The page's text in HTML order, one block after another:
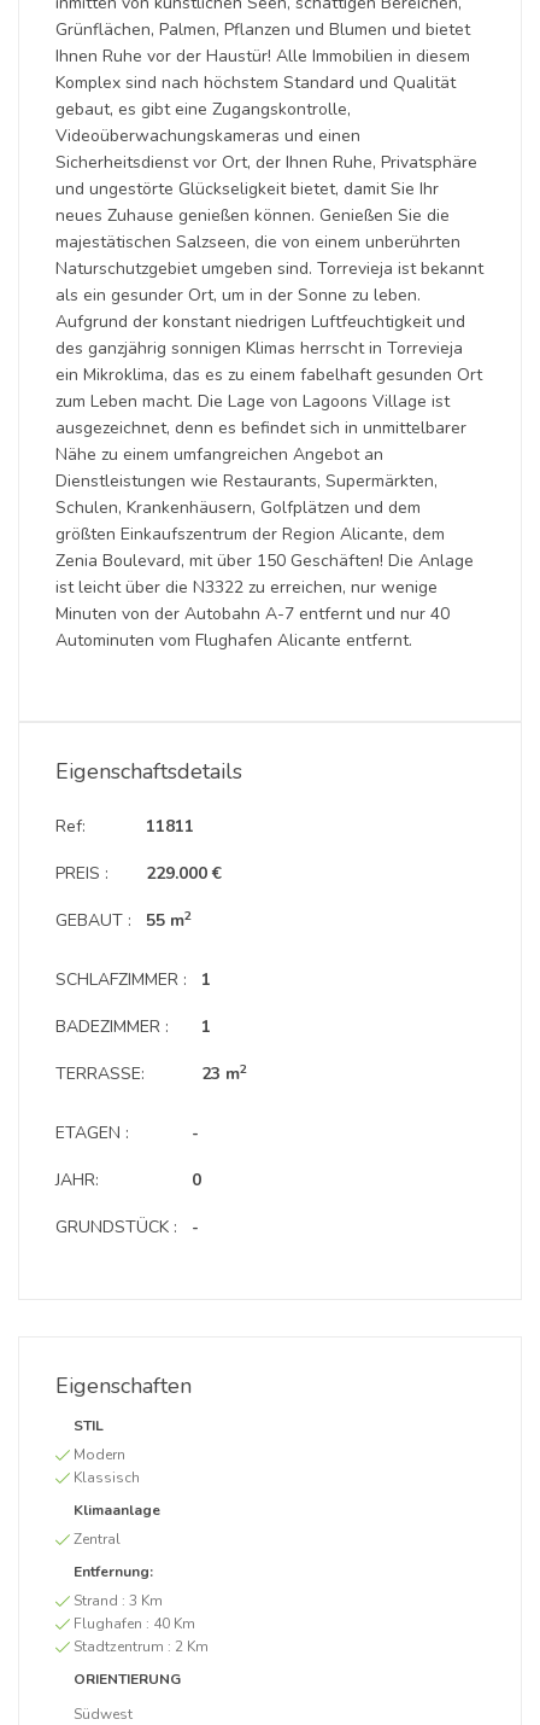
Grünflächen, Palmen, Pflanzen und Blumen und bietet
Ihnen Ruhe vor der Haustür! Alle Immobilien in diesem
Komplex sind nach höchstem Standard und Qualität
gebaut, es gibt eine Zugangskontrolle,
Videoüberwachungskameras und einen
Sicherheitsdienst vor Ort, der Ihnen Ruhe, Privatsphäre
und ungestörte Glückseligkeit bietet, damit Sie Ihr
neues Zuhause genießen können. Genießen Sie die
majestätischen Salzseen, die von einem unberührten
Naturschutzgebiet umgeben sind. Torrevieja ist bekannt
als ein gesunder Ort, um in der Sonne zu leben.
Aufgrund der konstant niedrigen Luftfeuchtigkeit und
des ganzjährig sonnigen Klimas herrscht in Torrevieja
ein Mikroklima, das es zu einem fabelhaft gesunden Ort
zum Leben macht. Die Lage von Lagoons Village ist
ausgezeichnet, denn es befindet sich in unmittelbarer
Nähe zu einem umfangreichen Angebot an
Dienstleistungen wie Restaurants, Supermärkten,
Schulen, Krankenhäusern, Golfplätzen und dem
größten Einkaufszentrum der Region Alicante, dem
Zenia Boulevard, mit über 150 Geschäften! Die Anlage
ist leicht über die N3322 zu erreichen, nur wenige
Minuten von der Autobahn A-7 entfernt und nur 40
Autominuten vom Flughafen Alicante entfernt.
Eigenschaftsdetails
Ref:
PREIS :
GEBAUT :
11811
229.000 €
55 m2
SCHLAFZIMMER :
BADEZIMMER :
TERRASSE:
1
1
23 m2
ETAGEN :
JAHR:
GRUNDSTÜCK :
-
0
-
Eigenschaften
STIL
Modern
Klassisch
Klimaanlage
Zentral
Entfernung:
Strand : 3 Km
Flughafen : 40 Km
Stadtzentrum : 2 Km
ORIENTIERUNG
Südwest